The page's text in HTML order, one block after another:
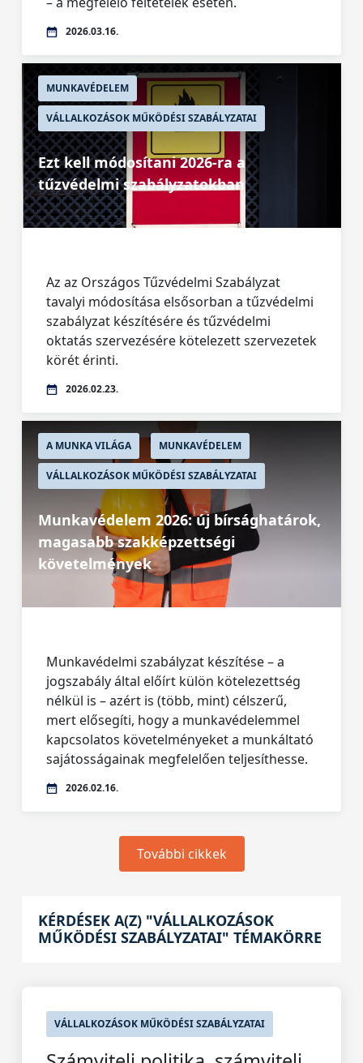
2026.03.16.
MUNKAVÉDELEM
VÁLLALKOZÁSOK MŰKÖDÉSI SZABÁLYZATAI
Ezt kell módosítani 2026-ra a
tűzvédelmi szabályzatokban
Az az Országos Tűzvédelmi Szabályzat
tavalyi módosítása elsősorban a tűzvédelmi
szabályzat készítésére és tűzvédelmi
oktatás szervezésére kötelezett szervezetek
körét érinti.
2026.02.23.
A MUNKA VILÁGA MUNKAVÉDELEM
VÁLLALKOZÁSOK MŰKÖDÉSI SZABÁLYZATAI
Munkavédelem 2026: új bírsághatárok,
magasabb szakképzettségi
követelmények
Munkavédelmi szabályzat készítése – a
jogszabály által előírt külön kötelezettség
nélkül is – azért is (több, mint) célszerű,
mert elősegíti, hogy a munkavédelemmel
kapcsolatos követelményeket a munkáltató
sajátosságainak megfelelően teljesíthesse.
2026.02.16.
További cikkek
KÉRDÉSEK A(Z) "VÁLLALKOZÁSOK
MŰKÖDÉSI SZABÁLYZATAI" TÉMAKÖRRE
VÁLLALKOZÁSOK MŰKÖDÉSI SZABÁLYZATAI